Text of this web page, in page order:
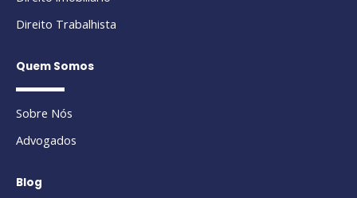
Direito Trabalhista
Quem Somos
Sobre Nós
Advogados
Blog